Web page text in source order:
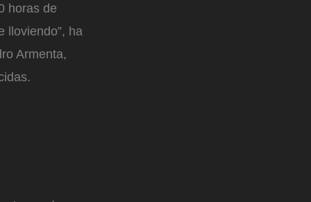
horas de
lloviendo”, ha
Armenta,